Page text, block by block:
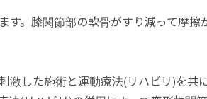
。膝関節部の軟骨がすり減って摩
激した施術と運動療法(リハビリ)を共